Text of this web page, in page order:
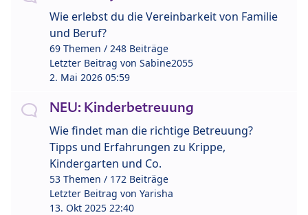
Wie erlebst du die Vereinbarkeit von Familie
und Beruf?
69 Themen / 248 Beiträge
Letzter Beitrag von Sabine2055
2. Mai 2026 05:59
NEU: Kinderbetreuung
Wie findet man die richtige Betreuung?
Tipps und Erfahrungen zu Krippe,
Kindergarten und Co.
53 Themen / 172 Beiträge
Letzter Beitrag von Yarisha
13. Okt 2025 22:40